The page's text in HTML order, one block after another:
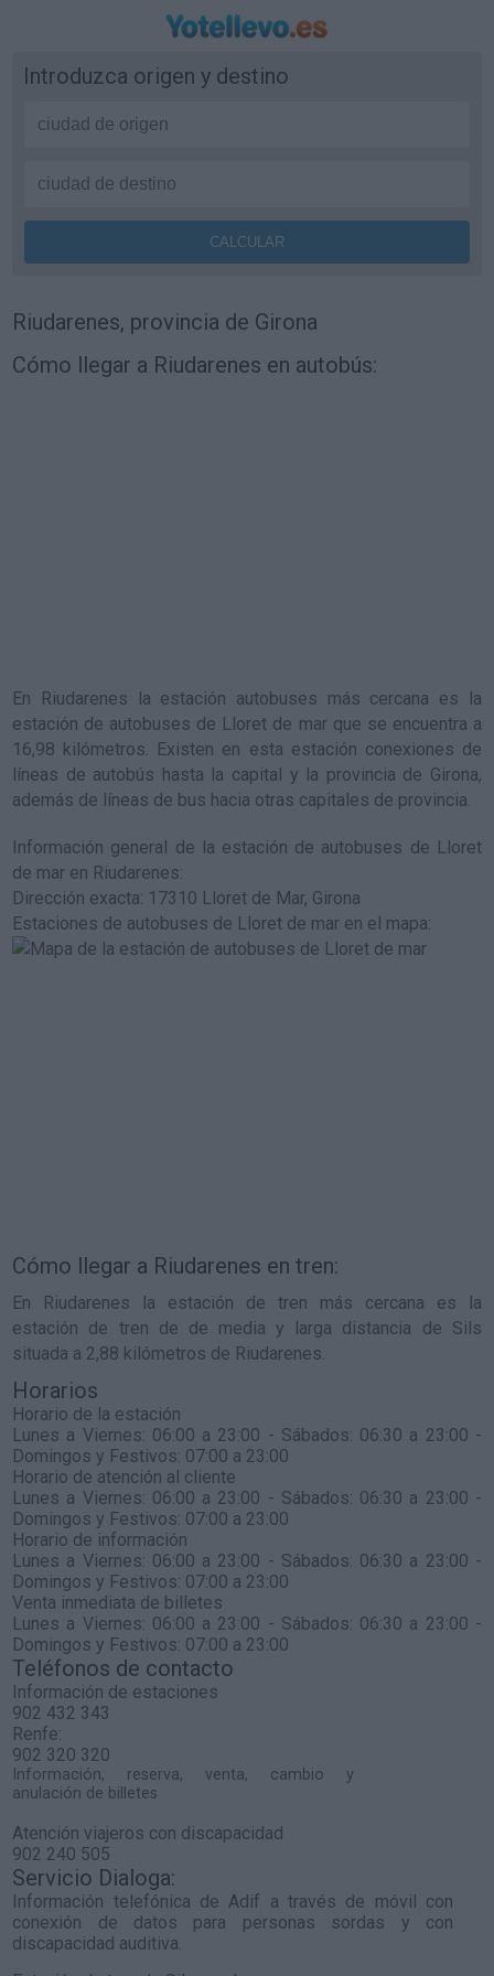
Introduzca origen y destino
Riudarenes, provincia de Girona
Cómo llegar a Riudarenes en autobús:
En Riudarenes la estación autobuses más cercana es la
estación de autobuses de Lloret de marque se encuentra a
16,98 kilómetros. Existen en esta estación conexiones de
líneas de autobús hasta la capital y la provincia de Girona,
además de líneas de bus hacia otras capitales de provincia.
Información general de la estación de autobuses de Lloret
de mar en Riudarenes:
Dirección exacta: 17310 Lloret de Mar, Girona
Estaciones de autobuses de Lloret de mar en el mapa:
Cómo llegar a Riudarenes en tren:
En Riudarenes la estación de tren más cercana es la
estación de tren de de media y larga distancia de Sils
situada a 2,88 kilómetros de Riudarenes.
Horarios
Horario de la estación
Lunes a Viernes: 06:00 a 23:00 - Sábados: 06:30 a 23:00 -
Domingos y Festivos: 07:00 a 23:00
Horario de atención al cliente
Lunes a Viernes: 06:00 a 23:00 - Sábados: 06:30 a 23:00 -
Domingos y Festivos: 07:00 a 23:00
Horario de información
Lunes a Viernes: 06:00 a 23:00 - Sábados: 06:30 a 23:00 -
Domingos y Festivos: 07:00 a 23:00
Venta inmediata de billetes
Lunes a Viernes: 06:00 a 23:00 - Sábados: 06:30 a 23:00 -
Domingos y Festivos: 07:00 a 23:00
Teléfonos de contacto
Información de estaciones
902 432 343
Renfe:
902 320 320
Información, reserva, venta, cambio y
anulación de billetes
Atención viajeros con discapacidad
902 240 505
Servicio Dialoga:
Información telefónica de Adif a través de móvil con
conexión de datos para personas sordas y con
discapacidad auditiva.